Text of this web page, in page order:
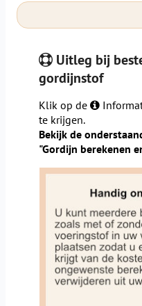
Uitleg bij
gordijnstof
Klik op de
te krijgen.
Bekijk de
"Gordijn berekenen